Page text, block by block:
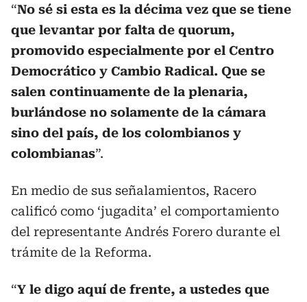
“No sé si esta es la décima vez que se tiene
que levantar por falta de quorum,
promovido especialmente por el Centro
Democrático y Cambio Radical. Que se
salen continuamente de la plenaria,
burlándose no solamente de la cámara
sino del país, de los colombianos y
colombianas”.
En medio de sus señalamientos, Racero
calificó como ‘jugadita’ el comportamiento
del representante Andrés Forero durante el
trámite de la Reforma.
“Y le digo aquí de frente, a ustedes que